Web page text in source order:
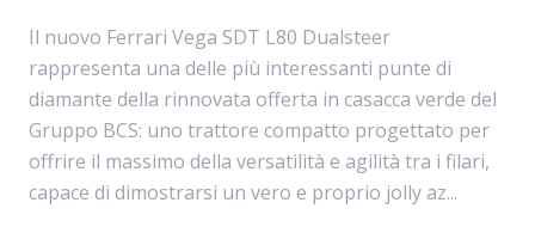
Il nuovo Ferrari Vega SDT L80 Dualsteer
rappresenta una delle più interessanti punte di
diamante della rinnovata offerta in casacca verde del
Gruppo BCS: uno trattore compatto progettato per
offrire il massimo della versatilità e agilità tra i filari,
capace di dimostrarsi un vero e proprio jolly az...